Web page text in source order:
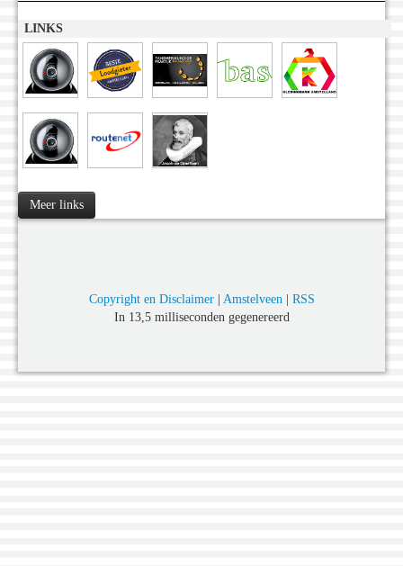
LINKS
Meer links
Copyright en Disclaimer| Amstelveen| RSS
In 13,5 milliseconden gegenereerd